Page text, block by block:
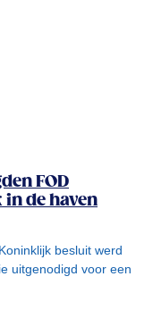
FOD
de haven
besluit werd
uitgenodigd voor een